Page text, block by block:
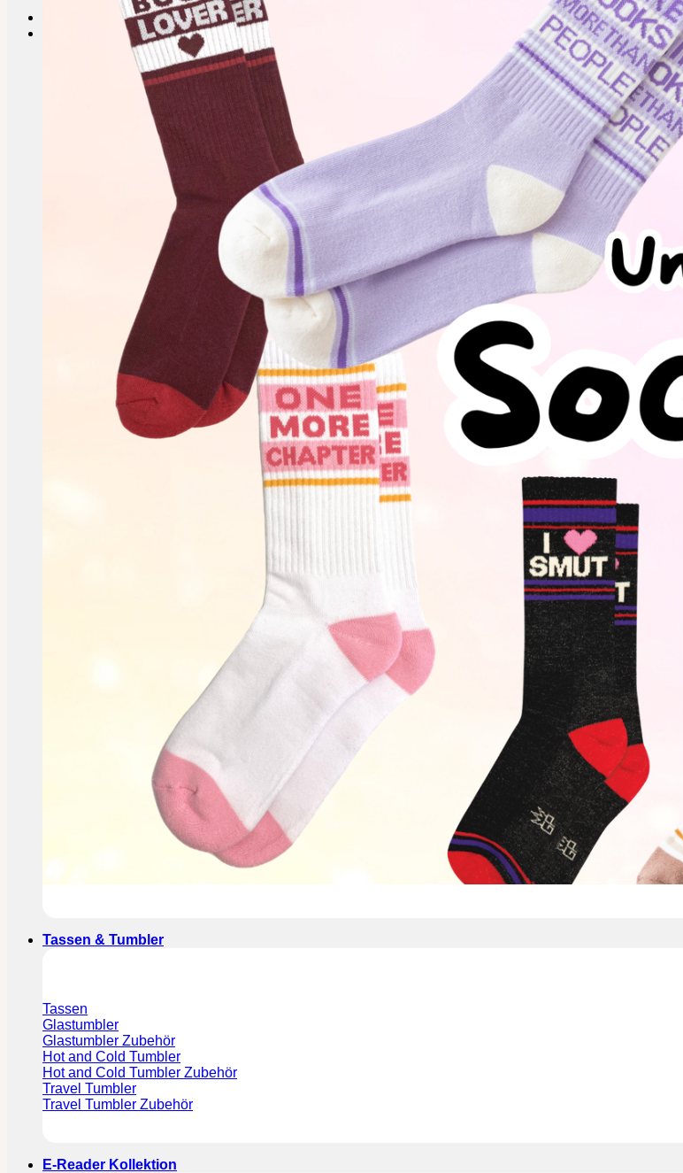
Tassen & Tumbler
Tassen
Glastumbler
Glastumbler Zubehör
Hot and Cold Tumbler
Hot and Cold Tumbler Zubehör
Travel Tumbler
Travel Tumbler Zubehör
E-Reader Kollektion